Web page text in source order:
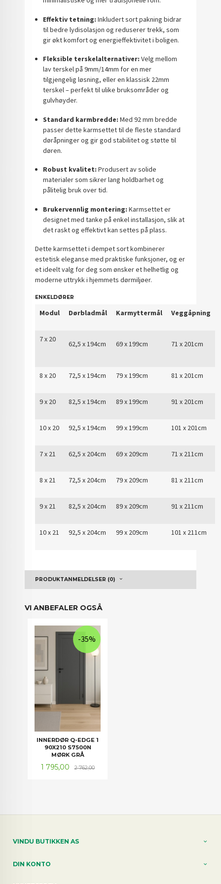
Effektiv tetning: Inkludert sort pakning bidrar
til bedre lydisolasjon og reduserer trekk, som
gir økt komfort og energieffektivitet i boligen.
Fleksible terskelalternativer: Velg mellom
lav terskel på 9mm/14mm for en mer
tilgjengelig løsning, eller en klassisk 22mm
terskel – perfekt til ulike bruksområder og
gulvhøyder.
Standard karmbredde: Med 92 mm bredde
passer dette karmsettet til de fleste standard
døråpninger og gir god stabilitet og støtte til
døren.
Robust kvalitet: Produsert av solide
materialer som sikrer lang holdbarhet og
pålitelig bruk over tid.
Brukervennlig montering: Karmsettet er
designet med tanke på enkel installasjon, slik at
det raskt og effektivt kan settes på plass.
Dette karmsettet i dempet sort kombinerer
estetisk eleganse med praktiske funksjoner, og er
et ideelt valg for deg som ønsker et helhetlig og
moderne uttrykk i hjemmets dørmiljøer.
ENKELDØRER
Modul Dørbladmål Karmyttermål Veggåpning
7 x 20
62,5 x 194cm 69 x 199cm 71 x 201cm
8 x 20 72,5 x 194cm 79 x 199cm 81 x 201cm
9 x 20 82,5 x 194cm 89 x 199cm 91 x 201cm
10 x 20 92,5 x 194cm 99 x 199cm 101 x 201cm
7 x 21 62,5 x 204cm 69 x 209cm 71 x 211cm
8 x 21 72,5 x 204cm 79 x 209cm 81 x 211cm
9 x 21 82,5 x 204cm 89 x 209cm 91 x 211cm
10 x 21 92,5 x 204cm 99 x 209cm 101 x 211cm
PRODUKTANMELDELSER (0)
VI ANBEFALER OGSÅ
INNERDØR Q-EDGE 1
90X210 S7500N
MØRK GRÅ
Tilbud
1 795,00 2 762,00Rabatt
-35%
VINDU BUTIKKEN AS
DIN KONTO